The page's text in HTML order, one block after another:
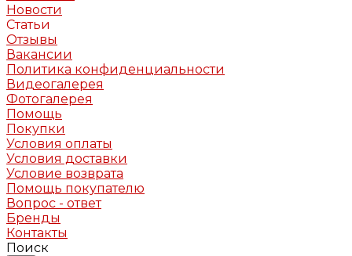
Новости
Статьи
Отзывы
Вакансии
Политика конфиденциальности
Видеогалерея
Фотогалерея
Помощь
Покупки
Условия оплаты
Условия доставки
Условие возврата
Помощь покупателю
Вопрос - ответ
Бренды
Контакты
Поиск